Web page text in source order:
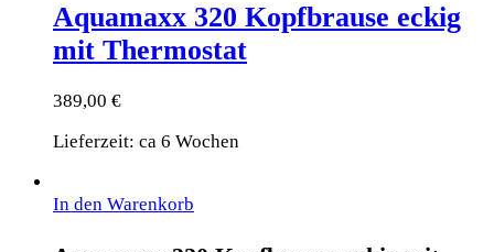
Aquamaxx 320 Kopfbrause eckig
mit Thermostat
389,00 €
Lieferzeit: ca 6 Wochen
In den Warenkorb